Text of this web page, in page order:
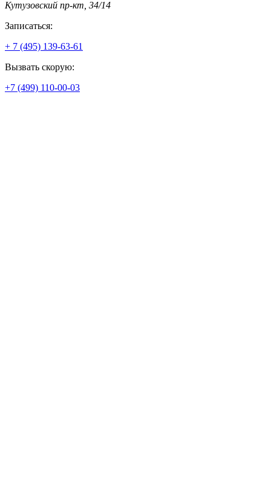
Кутузовский пр-кт, 34/14
Записаться:
+ 7 (495) 139-63-61
Вызвать скорую:
+7 (499) 110-00-03